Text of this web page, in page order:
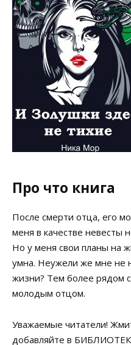
Про что книга
После смерти отца, его
меня в качестве невесты
Но у меня свои планы на
умна. Неужели же мне не
жизни? Тем более рядом
молодым отцом.
Уважаемые читатели!
добавляйте в